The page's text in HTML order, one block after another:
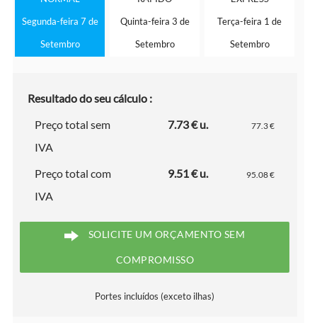
Segunda-feira 7 de
Setembro
Quinta-feira 3 de
Setembro
Terça-feira 1 de
Setembro
Resultado do seu cálculo :
Preço total sem
IVA
7.73 € u. 77.3 €
Preço total com
IVA
9.51 € u. 95.08 €
SOLICITE UM ORÇAMENTO SEM
COMPROMISSO
Portes incluídos (exceto ilhas)